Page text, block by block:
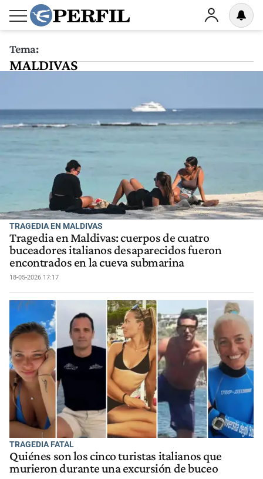
Tema:
MALDIVAS
TRAGEDIA EN MALDIVAS
Tragedia en Maldivas: cuerpos de cuatro
buceadores italianos desaparecidos fueron
encontrados en la cueva submarina
18-05-2026 17:17
TRAGEDIA FATAL
Quiénes son los cinco turistas italianos que
murieron durante una excursión de buceo